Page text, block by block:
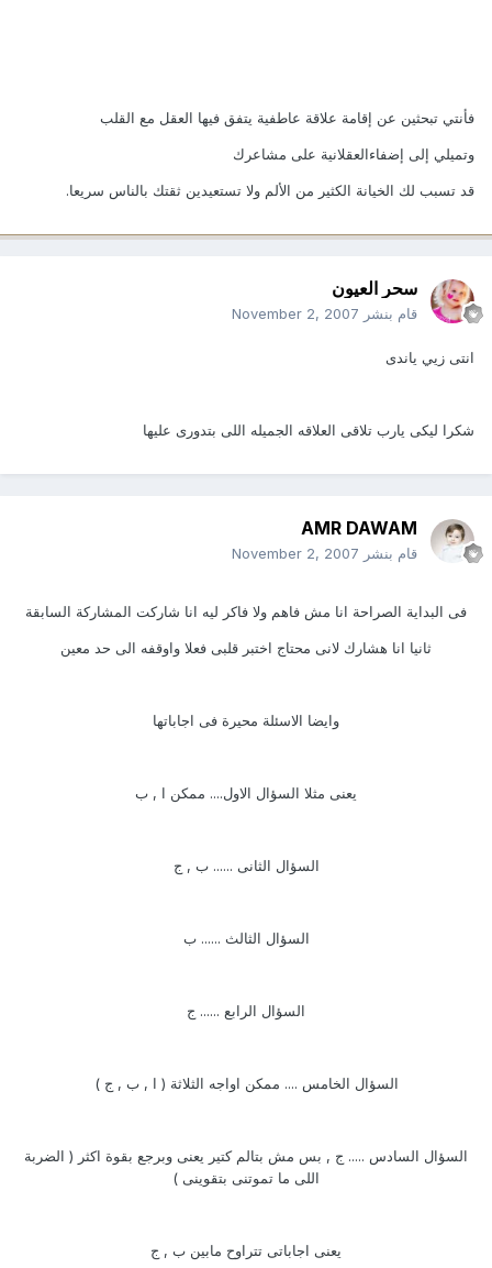
فأنتي تبحثين عن إقامة علاقة عاطفية يتفق فيها العقل مع القلب
وتميلي إلى إضفاءالعقلانية على مشاعرك
قد تسبب لك الخيانة الكثير من الألم ولا تستعيدين ثقتك بالناس سريعا.
سحر العيون
قام بنشر November 2, 2007
انتى زيي ياندى
شكرا ليكى يارب تلاقى العلاقه الجميله اللى بتدورى عليها
AMR DAWAM
قام بنشر November 2, 2007
فى البداية الصراحة انا مش فاهم ولا فاكر ليه انا شاركت المشاركة السابقة
ثانيا انا هشارك لانى محتاج اختبر قلبى فعلا واوقفه الى حد معين
وايضا الاسئلة محيرة فى اجاباتها
يعنى مثلا السؤال الاول.... ممكن ا , ب
السؤال الثانى ...... ب , ج
السؤال الثالث ...... ب
السؤال الرابع ...... ج
السؤال الخامس .... ممكن اواجه الثلاثة ( ا , ب , ج )
السؤال السادس ..... ج , بس مش بتالم كتير يعنى وبرجع بقوة اكثر ( الضربة
اللى ما تموتنى بتقوينى )
يعنى اجاباتى تتراوح مابين ب , ج